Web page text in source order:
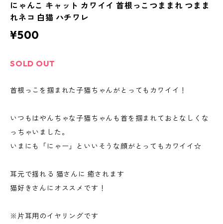
にゃんこ キャット カワイイ 首根っこつままれ つまま
れネコ 白猫 ハチワレ
¥500
SOLD OUT
首根っこを掴まれた子猫ちゃんがとってもカワイイ！
いつもはやんちゃな子猫ちゃんも首を掴まれておとなしくな
っちゃいました。
いまにも「にゃー」といいそうな顔がとってもカワイイ☆
耳元で揺れる 猫さんに 癒されます
猫好きさんにオススメです！
※片耳用のイヤリングです